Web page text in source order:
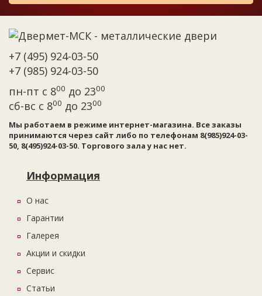
+7 (495) 924-03-50
+7 (985) 924-03-50
пн-пт с 800 до 2300
сб-вс с 800 до 2300
Мы работаем в режиме интернет-магазина. Все заказы
принимаются через сайт либо по телефонам 8(985)924-03-
50, 8(495)924-03-50. Торгового зала у нас нет.
Информация
О нас
Гарантии
Галерея
Акции и скидки
Сервис
Статьи